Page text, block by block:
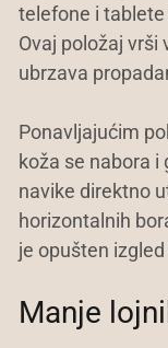
telefone i
Ovaj položaj vrši
ubrzava
Ponavljajućim
koža se nabora i
navike direktno
horizontalnih
je opušten
Manje